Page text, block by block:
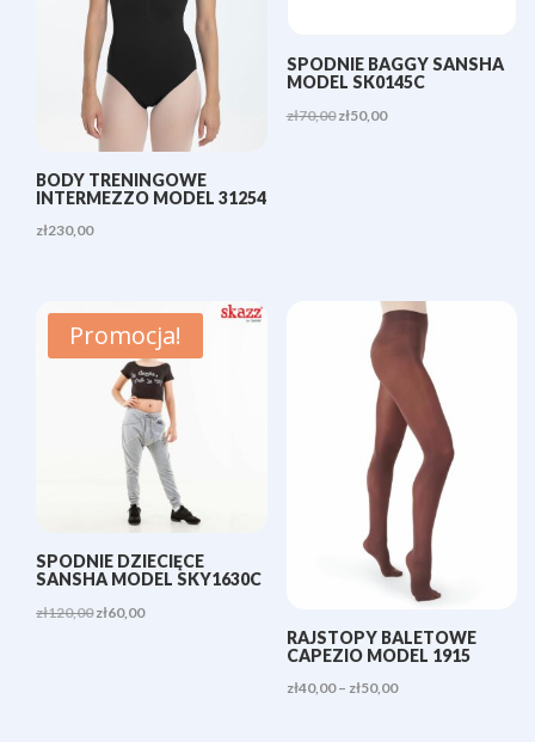
BODY TRENINGOWE
INTERMEZZO MODEL 31254
zł230,00
SPODNIE BAGGY SANSHA
MODEL SK0145C
zł70,00Pierwotna
zł50,00Aktualna
Promocja!
SPODNIE DZIECIĘCE
SANSHA MODEL SKY1630C
zł120,00 Pierwotna
zł60,00Aktualna
RAJSTOPY BALETOWE
CAPEZIO MODEL 1915
zł40,00 – zł50,00Zakres